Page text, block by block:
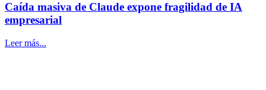
Caída masiva de Claude expone fragilidad de IA
empresarial
Leer más...